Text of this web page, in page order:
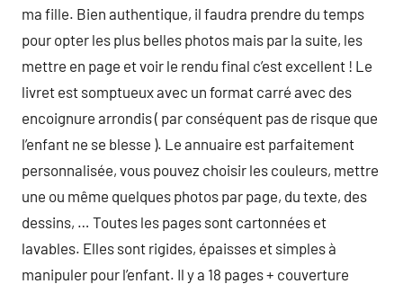
ma fille. Bien authentique, il faudra prendre du temps
pour opter les plus belles photos mais par la suite, les
mettre en page et voir le rendu final c’est excellent ! Le
livret est somptueux avec un format carré avec des
encoignure arrondis ( par conséquent pas de risque que
l’enfant ne se blesse ). Le annuaire est parfaitement
personnalisée, vous pouvez choisir les couleurs, mettre
une ou même quelques photos par page, du texte, des
dessins, … Toutes les pages sont cartonnées et
lavables. Elles sont rigides, épaisses et simples à
manipuler pour l’enfant. Il y a 18 pages + couverture